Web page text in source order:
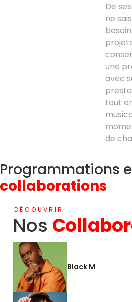
De
ne
une
avec
tout
de
Programmations
collaborations
DÉCOUVRIR
Nos
Black M